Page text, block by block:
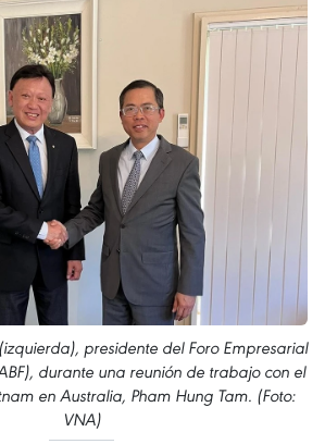
presidente del Foro Empresarial
durante una reunión de trabajo con el
en Australia, Pham Hung Tam. (Foto:
VNA)